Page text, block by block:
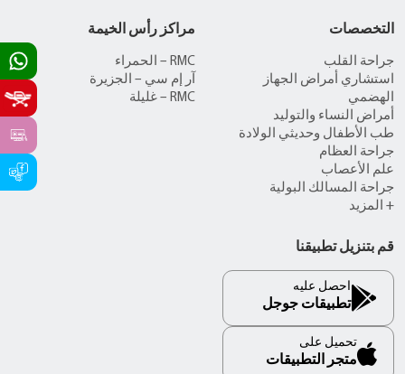
التخصصات
جراحة القلب
استشاري أمراض الجهاز
الهضمي
أمراض النساء والتوليد
طب الأطفال وحديثي الولادة
جراحة العظام
علم الأعصاب
جراحة المسالك البولية
+ المزيد
مراكز رأس الخيمة
RMC – الحمراء
آر إم سي – الجزيرة
RMC – غليلة
قم بتنزيل تطبيقنا
احصل عليه
تطبيقات جوجل
تحميل على
متجر التطبيقات